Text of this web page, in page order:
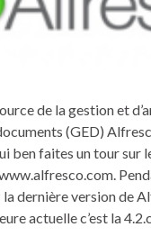
de la gestion et
(GED)
ben faites un tour sur
dernière version de
actuelle c’est la